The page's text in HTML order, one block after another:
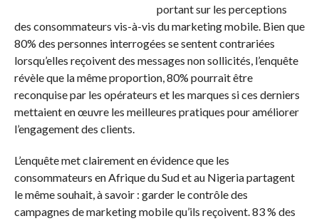
portant sur les perceptions
des consommateurs vis-à-vis du marketing mobile. Bien que
80% des personnes interrogées se sentent contrariées
lorsqu’elles reçoivent des messages non sollicités, l’enquête
révèle que la même proportion, 80% pourrait être
reconquise par les opérateurs et les marques si ces derniers
mettaient en œuvre les meilleures pratiques pour améliorer
l’engagement des clients.
L’enquête met clairement en évidence que les
consommateurs en Afrique du Sud et au Nigeria partagent
le même souhait, à savoir : garder le contrôle des
campagnes de marketing mobile qu’ils reçoivent. 83 % des